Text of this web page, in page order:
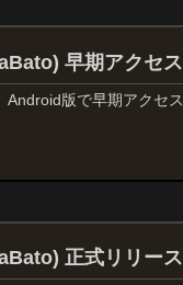
早期アクセ
Android版で早期アクセ
正式リリー